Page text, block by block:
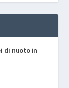
di nuoto in